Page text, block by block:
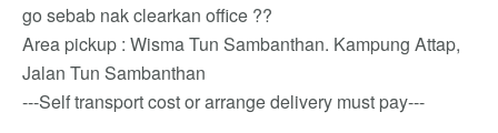
go sebab nak clearkan office ??
Area pickup : Wisma Tun Sambanthan. Kampung Attap,
Jalan Tun Sambanthan
---Self transport cost or arrange delivery must pay---